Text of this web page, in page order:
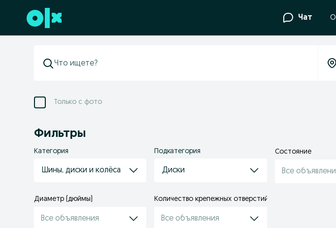
Перейти к нижнему колонтитулу Чат
Только с фото
Фильтры
Категория
Шины, диски и колёса
Подкатегория
Диски
Состояние
Все
Диаметр (дюймы)
Все объявления
Количество крепежных отверстий
Все объявления